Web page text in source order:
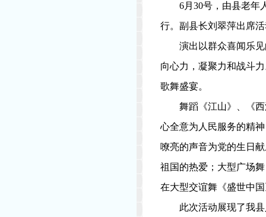
6月 30号，由县老年
行。副县长刘翠萍出席
演出以群众喜闻乐
向心力，凝聚力和战斗
歌舞盛宴。
舞蹈《江山》、《
心全意为人民服务的精
嘹亮的声音为党的生日
祖国的热爱；大型广场
在大型交谊舞《盛世中
此次活动展现了我